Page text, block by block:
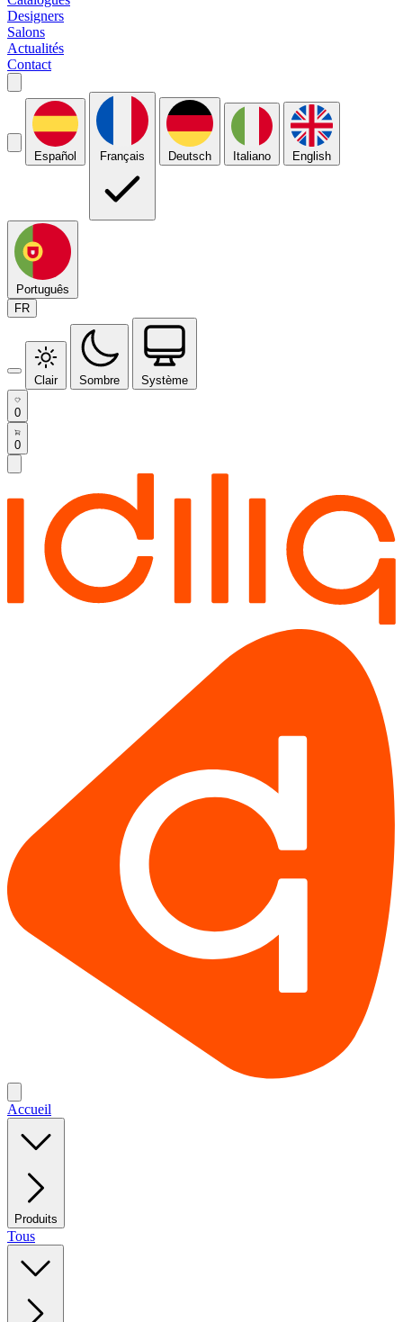
Designers
Salons
Actualités
Contact
Español Français Deutsch Italiano English
Português
FR
Clair Sombre Système
0
0
Accueil
Produits
Tous